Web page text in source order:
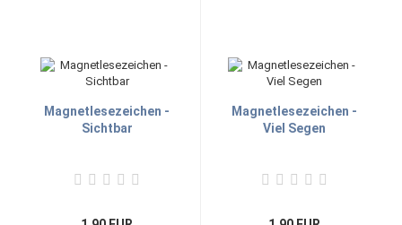
Magnetlesezeichen -
Sichtbar
Magnetlesezeichen -
Viel Segen